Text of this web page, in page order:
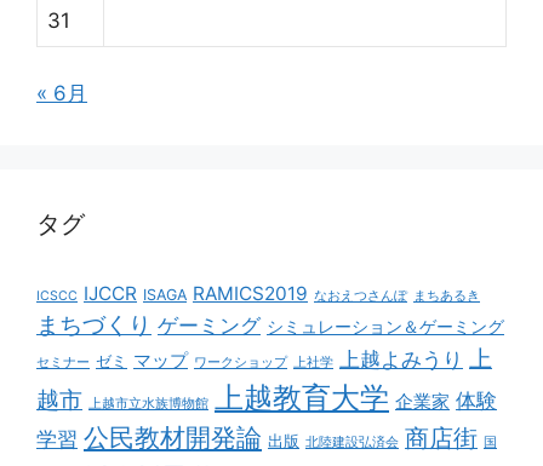
31
« 6月
タグ
ICSCC IJCCR ISAGA RAMICS2019 なおえつさんぽ まちあるき
まちづくり ゲーミング シミュレーション＆ゲーミング
セミナー ゼミ マップ ワークショップ 上社学 上越よみうり
上
越市
上越市立水族博物館 上越教育大学 企業家 体験
学習 公民教材開発論 出版 北陸建設弘済会 商店街 国